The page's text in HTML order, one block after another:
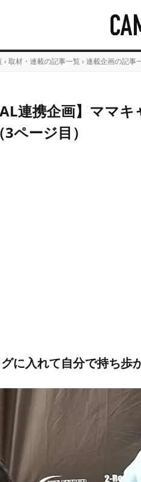
› 取材・連載の記事一覧 › 連載企画の記事
連携企画】ママ
ページ目）
に入れて自分で持ち歩